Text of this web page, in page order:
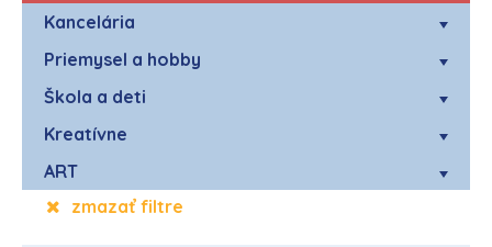
Kancelária
Priemysel a hobby
Škola a deti
Kreatívne
ART
zmazať filtre